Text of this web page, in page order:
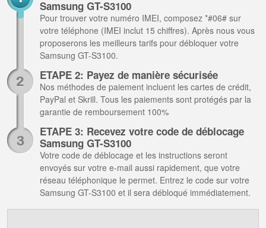
Samsung GT-S3100
Pour trouver votre numéro IMEI, composez *#06# sur
votre téléphone (IMEI inclut 15 chiffres). Après nous vous
proposerons les meilleurs tarifs pour débloquer votre
Samsung GT-S3100.
ETAPE 2: Payez de manière sécurisée
Nos méthodes de paiement incluent les cartes de crédit,
PayPal et Skrill. Tous les paiements sont protégés par la
garantie de remboursement 100%
ETAPE 3: Recevez votre code de déblocage
Samsung GT-S3100
Votre code de déblocage et les instructions seront
envoyés sur votre e-mail aussi rapidement, que votre
réseau téléphonique le permet. Entrez le code sur votre
Samsung GT-S3100 et il sera débloqué immédiatement.